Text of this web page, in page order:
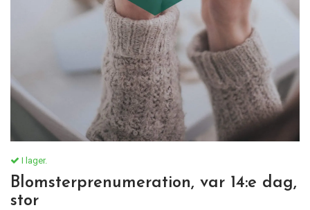
I lager.
Blomsterprenumeration, var 14:e dag,
stor